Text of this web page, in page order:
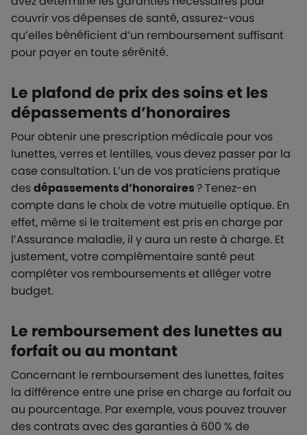
couvrir vos dépenses de santé, assurez-vous
qu’elles bénéficient d’un remboursement suffisant
pour payer en toute sérénité.
Le plafond de prix des soins et les
dépassements d’honoraires
Pour obtenir une prescription médicale pour vos
lunettes, verres et lentilles, vous devez passer par la
case consultation. L’un de vos praticiens pratique
desdépassements d’honoraires? Tenez-en
compte dans le choix de votre mutuelle optique. En
effet, même si le traitement est pris en charge par
l’Assurance maladie, il y aura un reste à charge. Et
justement, votre complémentaire santé peut
compléter vos remboursements et alléger votre
budget.
Le remboursement des lunettes au
forfait ou au montant
Concernant le remboursement des lunettes, faites
la différence entre une prise en charge au forfait ou
au pourcentage. Par exemple, vous pouvez trouver
des contrats avec des garanties à 600 % de